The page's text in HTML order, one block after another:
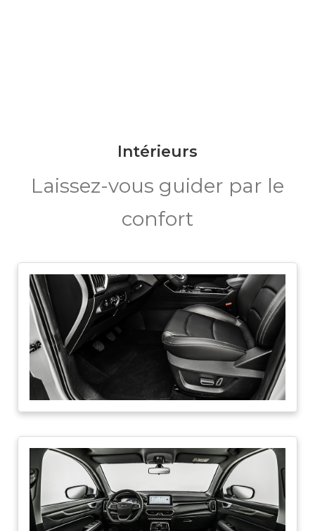
Intérieurs
Laissez-vous guider par le
confort